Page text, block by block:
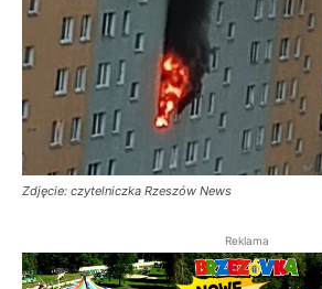
Zdjęcie: czytelniczka Rzeszów News
Reklama